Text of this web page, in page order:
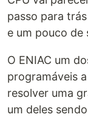
passo para
e um pouco de
O ENIAC um
programáveis
resolver uma
um deles